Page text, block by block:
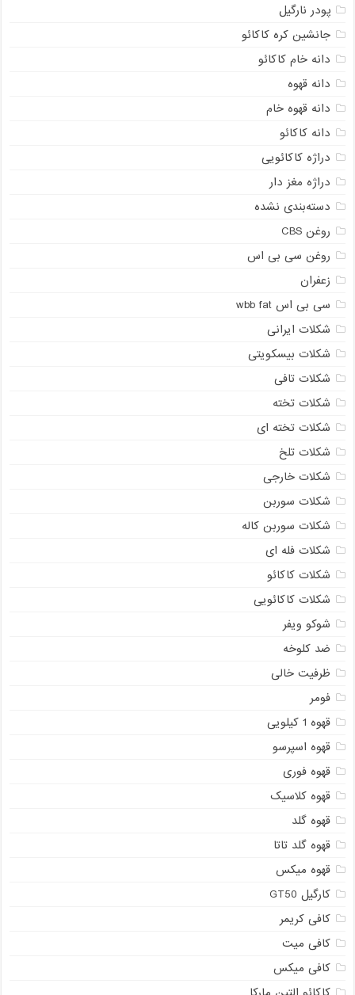
پودر نارگیل
جانشین کره کاکائو
دانه خام کاکائو
دانه قهوه
دانه قهوه خام
دانه کاکائو
دراژه کاکائویی
دراژه مغز دار
دسته‌بندی نشده
روغن CBS
روغن سی بی اس
زعفران
سی بی اس wbb fat
شکلات ایرانی
شکلات بیسکویتی
شکلات تافی
شکلات تخته
شکلات تخته ای
شکلات تلخ
شکلات خارجی
شکلات سوربن
شکلات سوربن کاله
شکلات فله ای
شکلات کاکائو
شکلات کاکائویی
شوکو ویفر
ضد کلوخه
ظرفیت خالی
فومر
قهوه 1 کیلویی
قهوه اسپرسو
قهوه فوری
قهوه کلاسیک
قهوه گلد
قهوه گلد تاتا
قهوه میکس
کارگیل GT50
کافی کریمر
کافی میت
کافی میکس